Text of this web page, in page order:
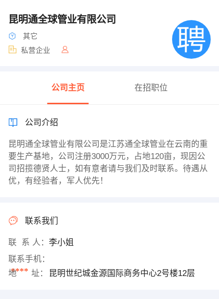
昆明通全球管业有限公司
其它
私营企业
公司主页 在招职位
公司介绍
昆明通全球管业有限公司是江苏通全球管业在云南的重
要生产基地，公司注册3000万元，占地120亩，现因公
司招揽德贤人士，如有意者请与我们及时联系。待遇从
优，有经验者，军人优先！
联系我们
联 系 人： 李小姐
联系手机：
****
地 址： 昆明世纪城金源国际商务中心2号楼12层